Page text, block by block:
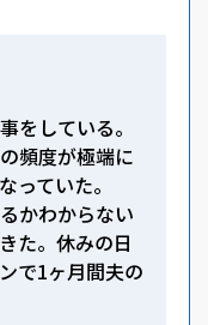
をしている。
頻度が極端に
っていた。
かわからない
た。休みの日
で1ヶ月間夫の